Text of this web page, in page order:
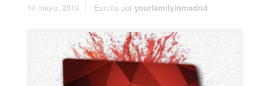
14 mayo, 2019 Escrito por yourfamilyinmadrid